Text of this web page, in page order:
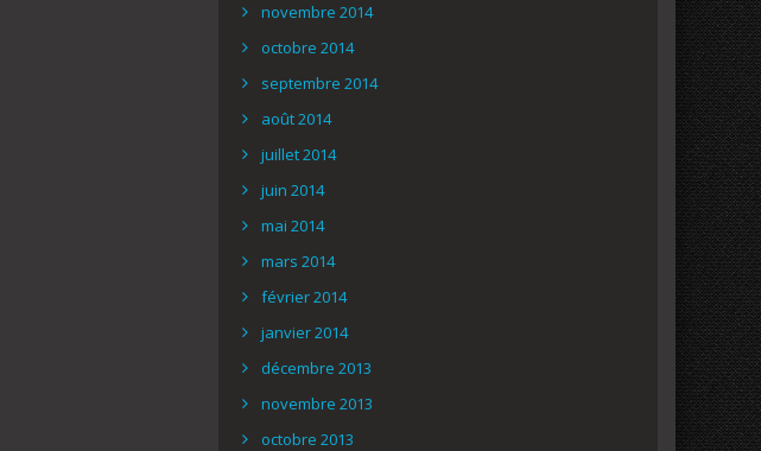
novembre 2014
octobre 2014
septembre 2014
août 2014
juillet 2014
juin 2014
mai 2014
mars 2014
février 2014
janvier 2014
décembre 2013
novembre 2013
octobre 2013